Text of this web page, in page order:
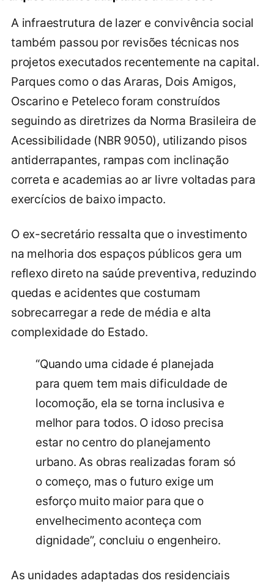
A infraestrutura de lazer e convivência social
também passou por revisões técnicas nos
projetos executados recentemente na capital.
Parques como o das Araras, Dois Amigos,
Oscarino e Peteleco foram construídos
seguindo as diretrizes da Norma Brasileira de
Acessibilidade (NBR 9050), utilizando pisos
antiderrapantes, rampas com inclinação
correta e academias ao ar livre voltadas para
exercícios de baixo impacto.
O ex-secretário ressalta que o investimento
na melhoria dos espaços públicos gera um
reflexo direto na saúde preventiva, reduzindo
quedas e acidentes que costumam
sobrecarregar a rede de média e alta
complexidade do Estado.
“Quando uma cidade é planejada
para quem tem mais dificuldade de
locomoção, ela se torna inclusiva e
melhor para todos. O idoso precisa
estar no centro do planejamento
urbano. As obras realizadas foram só
o começo, mas o futuro exige um
esforço muito maior para que o
envelhecimento aconteça com
dignidade”, concluiu o engenheiro.
As unidades adaptadas dos residenciais